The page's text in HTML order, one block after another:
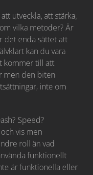
utveckla, att stärka,
vilka metoder? Är
det enda sättet att
kan du vara
kommer till att
men den biten
inte om
Speed?
vis men
roll än vad
funktionellt
är funktionella eller